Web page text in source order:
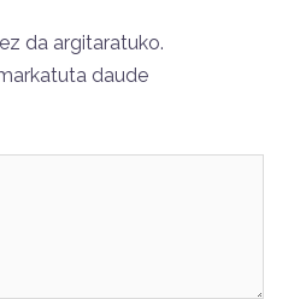
da argitaratuko.
daude